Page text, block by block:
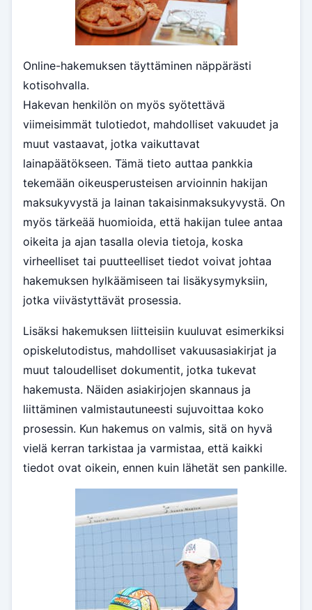
Online-hakemuksen täyttäminen näppärästi
kotisohvalla.
Hakevan henkilön on myös syötettävä
viimeisimmät tulotiedot, mahdolliset vakuudet ja
muut vastaavat, jotka vaikuttavat
lainapäätökseen. Tämä tieto auttaa pankkia
tekemään oikeusperusteisen arvioinnin hakijan
maksukyvystä ja lainan takaisinmaksukyvystä. On
myös tärkeää huomioida, että hakijan tulee antaa
oikeita ja ajan tasalla olevia tietoja, koska
virheelliset tai puutteelliset tiedot voivat johtaa
hakemuksen hylkäämiseen tai lisäkysymyksiin,
jotka viivästyttävät prosessia.
Lisäksi hakemuksen liitteisiin kuuluvat esimerkiksi
opiskelutodistus, mahdolliset vakuusasiakirjat ja
muut taloudelliset dokumentit, jotka tukevat
hakemusta. Näiden asiakirjojen skannaus ja
liittäminen valmistautuneesti sujuvoittaa koko
prosessin. Kun hakemus on valmis, sitä on hyvä
vielä kerran tarkistaa ja varmistaa, että kaikki
tiedot ovat oikein, ennen kuin lähetät sen pankille.